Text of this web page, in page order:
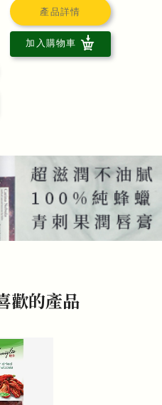
產品詳情
加入購物車
歡的產品